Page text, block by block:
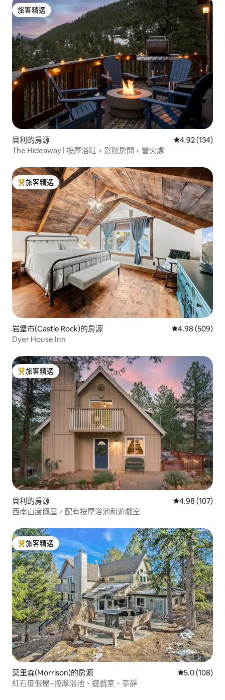
旅客精選
旅客精選
貝利的房源 從 134 則評價
4.92 (134)
The Hideaway | 按摩浴缸 + 影院房間 + 營火處
旅客精選榜首
旅客精選
岩堡市(Castle Rock)的房源 從 509 則評價
4.98 (509)
Dyer House Inn
旅客精選榜首
旅客精選
貝利的房源 從 107 則評價
4.98 (107)
西南山度假屋，配有按摩浴池和遊戲室
旅客精選榜首
旅客精選
莫里森(Morrison)的房源 從 108 則評
5.0 (108)
紅石度假屋~按摩浴池、遊戲室、寧靜